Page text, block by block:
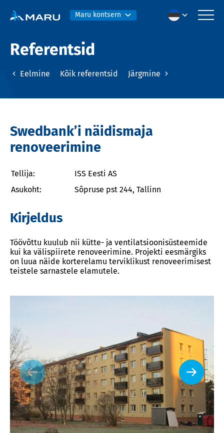
Maru kontsern
Referentsid
Eelmine Kõik referentsid Järgmine
Swedbank’i näidismaja
renoveerimine
Tellija:
ISS Eesti AS
Asukoht:
Sõpruse pst 244, Tallinn
Kirjeldus
Töövõttu kuulub nii kütte- ja ventilatsioonisüsteemide
kui ka välispiirete renoveerimine. Projekti eesmärgiks
on luua näide korterelamu terviklikust renoveerimisest
teistele sarnastele elamutele.